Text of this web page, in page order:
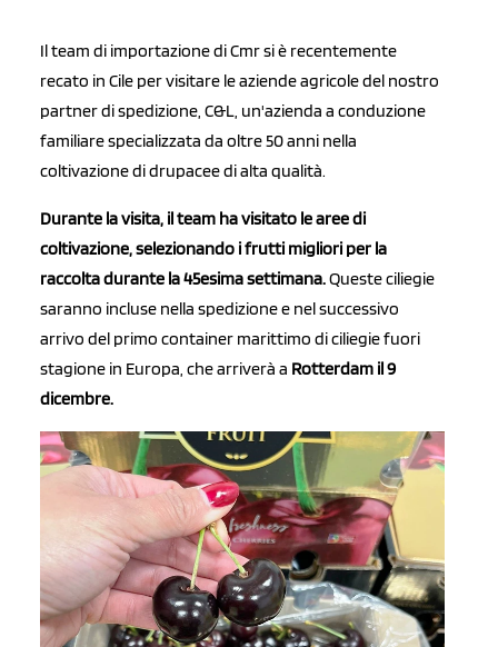
Il team di importazione di Cmr si è recentemente
recato in Cile per visitare le aziende agricole del nostro
partner di spedizione, C&L, un'azienda a conduzione
familiare specializzata da oltre 50 anni nella
coltivazione di drupacee di alta qualità.
Durante la visita, il team ha visitato le aree di
coltivazione,selezionando i frutti migliori per la
raccolta durante la 45esima settimana.Queste ciliegie
saranno incluse nella spedizione e nel successivo
arrivo del primo container marittimo di ciliegie fuori
stagione in Europa, che arriverà a Rotterdam il 9
dicembre.